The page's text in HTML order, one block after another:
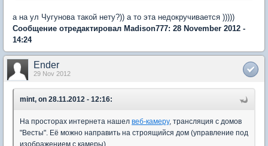
а на ул Чугунова такой нету?)) а то эта недокручивается )))))
Сообщение отредактировал Madison777: 28 November 2012 -
14:24
Ender
29 Nov 2012
mint, on 28.11.2012 - 12:16:
На просторах интернета нашел веб-камеру, трансляция с домов
"Весты". Её можно направить на строящийся дом (управление под
изображением с камеры)